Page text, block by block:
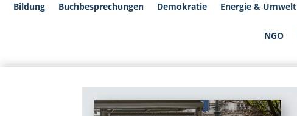
Bildung Buchbesprechungen Demokratie Energie & Umwelt
NGO